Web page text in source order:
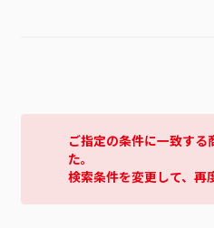
ご指定の条件に一致する
た。
検索条件を変更して、再